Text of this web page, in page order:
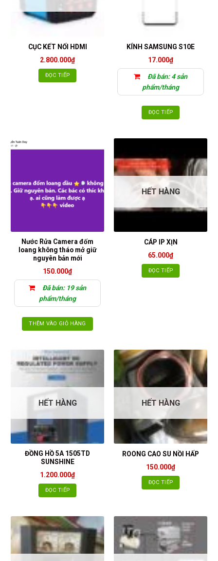
CỤC KẾT NỐI HDMI
2.800.000₫
ĐỌC TIẾP
KÍNH SAMSUNG S10E
17.000₫
Đã bán: 4 sản
phẩm/tháng
ĐỌC TIẾP
Nước Rửa Camera đốm
loang không tháo mở giữ
nguyên bản mới
150.000₫
Đã bán: 19 sản
phẩm/tháng
THÊM VÀO GIỎ HÀNG
HẾT HÀNG
CÁP IP XỊN
65.000₫
ĐỌC TIẾP
HẾT HÀNG
ĐỒNG HỒ 5A 1505TD
SUNSHINE
1.200.000₫
ĐỌC TIẾP
HẾT HÀNG
ROONG CAO SU NỒI HẤP
150.000₫
ĐỌC TIẾP